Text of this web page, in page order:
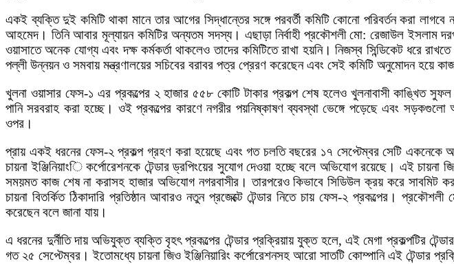
একই ব্যক্তি দুই কমিটি থাকা মানে তার আগের সিদ্ধান্তের সঙ্গে পরবর্তী কমিটি কোনো পরিবর্তন করা
আহমেদ। তিনি আবার মূল্যায়ন কমিটির অন্যতম সদস্য। এছাড়া নির্বাহী প্রকৌশলী মো: রেজাউল ইসলাম
ওয়াসাতে অনেক যোগ্য এবং দক্ষ কর্মকর্তা থাকলেও তাদের কমিটিতে রাখা হয়নি। নিজস্ব সিন্ডিকেট ধরে
পল্লী উন্নয়ন ও সমবায় মন্ত্রণালয়ের সচিবের বরাবর পত্র প্রেরণ করেছেন এবং সেই কমিটি অনুমোদন হয়ে
খুলনা ওয়াসার ফেস-১ এর প্রকল্পের ২ হাজার ৫৫৮ কোটি টাকার প্রকল্প শেষ হলেও খুলনাবাসী কাঙ্খিত
পানি সরবরাহ করা হচ্ছে। ওই প্রকল্পের কারণে নগরীর পয়নিষ্কাষণ ব্যবস্থা ভেঙ্গে পড়েছে এবং
ওপর।
প্রায় একই ধরনের ফেস-২ প্রকল্প গ্রহণ করা হয়েছে এবং গত চলতি বছরের ১৭ সেপ্টেম্বর সেটি একনেকে
চায়না ইঞ্জিনিয়াংি কর্পোরেশনকে টেন্ডার ড্রপিংয়ের সুযোগ দেওয়া হচ্ছে বলে অভিযোগ রয়েছে। এই
সময়মত কাজ শেষ না করাসহ হাজার অভিযোগ নগরবাসীর। তারপরেও কিভাবে সিডিউল ক্রয় করে
চায়না বিতর্কিত ঠিকাদারি প্রতিষ্ঠান আবারও নতুন প্রজেক্টে টেন্ডার নিতে চায় ফেস-২ প্রকল্পের।
করেছেন বলে জানা যায়।
এ ধরনের দুর্নীতি দায় অভিযুক্ত ব্যক্তি বৃহৎ প্রকল্পের টেন্ডার প্রক্রিয়ায় যুক্ত হলে, এই মেগা প্রকল্পটির
গত ২৫ সেপ্টেম্বর। ইতোমধ্যে চায়না জিও ইঞ্জিনিয়ারিং কর্পোরেশনসহ আরো সাতটি কোম্পানি এই টেন্ডার